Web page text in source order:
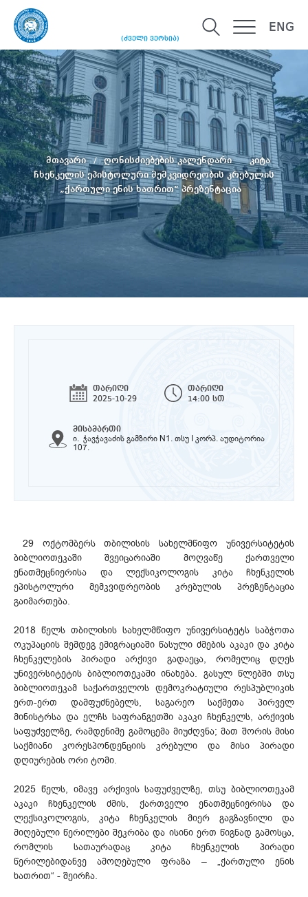
(ძველი ვერსია)
ENG
მთავარი ღონისძიებების კალენდარი
კიტა
ჩხენკელის ეპისტოლური მემკვიდრეობის კრებულის
„ქართული ენის ხათრით“ პრეზენტაცია
თარიღი
2025-10-29
თარიღი
14:00 სთ
მისამართი
ი. ჭავჭავაძის გამზირი N1. თსუ I კორპ. აუდიტორია
107.
29 ოქტომბერს თბილისის სახელმწიფო უნივერსიტეტის
ბიბლიოთეკაში შვეიცარიაში მოღვაწე ქართველი
ენათმეცნიერისა და ლექსიკოლოგის კიტა ჩხენკელის
ეპისტოლური მემკვიდრეობის კრებულის პრეზენტაცია
გაიმართება.
2018 წელს თბილისის სახელმწიფო უნივერსიტეტს საბჭოთა
ოკუპაციის შემდეგ ემიგრაციაში წასული ძმების აკაკი და კიტა
ჩხენკელების პირადი არქივი გადაეცა, რომელიც დღეს
უნივერსიტეტის ბიბლიოთეკაში ინახება. გასულ წლებში თსუ
ბიბლიოთეკამ საქართველოს დემოკრატიული რესპუბლიკის
ერთ-ერთ დამფუძნებელს, საგარეო საქმეთა პირველ
მინისტრსა და ელჩს საფრანგეთში აკაკი ჩხენკელს, არქივის
საფუძველზე, რამდენიმე გამოცემა მიუძღვნა; მათ შორის მისი
საქმიანი კორესპონდენციის კრებული და მისი პირადი
დღიურების ორი ტომი.
2025 წელს, იმავე არქივის საფუძველზე, თსუ ბიბლიოთეკამ
აკაკი ჩხენკელის ძმის, ქართველი ენათმეცნიერისა და
ლექსიკოლოგის, კიტა ჩხენკელის მიერ გაგზავნილი და
მიღებული წერილები შეკრიბა და ისინი ერთ წიგნად გამოსცა,
რომლის სათაურადაც კიტა ჩხენკელის პირადი
წერილებიდანვე ამოღებული ფრაზა – „ქართული ენის
ხათრით“ - შეირჩა.